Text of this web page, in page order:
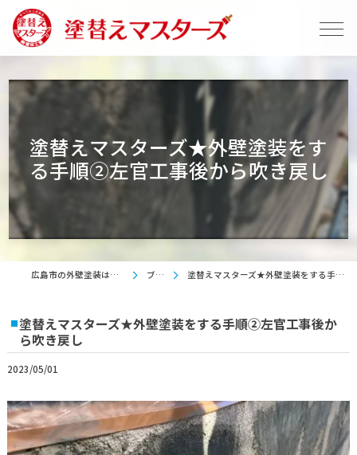
塗替えマスターズ★外壁塗装をす
る手順②左官工事後から吹き戻し
広島市の外壁塗装は塗替えマスターズ ブログ 塗替えマスターズ★外壁塗装をする手順②左官工事後から吹き戻し
塗替えマスターズ★外壁塗装をする手順②左官工事後か
ら吹き戻し
2023/05/01